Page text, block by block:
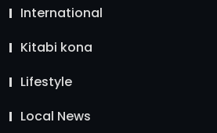
International
Kitabi kona
Lifestyle
Local News